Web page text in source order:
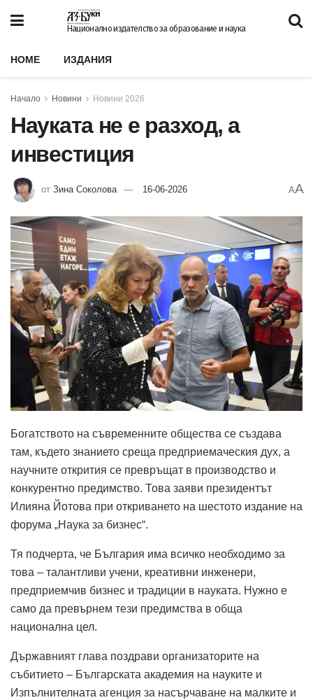
Национално издателство за образование и наука
HOME ИЗДАНИЯ
Начало Новини Новини 2026
Науката не е разход, а
инвестиция
от Зина Соколова 16-06-2026 AA
Богатството на съвременните общества се създава
там, където знанието среща предприемаческия дух, а
научните открития се превръщат в производство и
конкурентно предимство. Това заяви президентът
Илияна Йотова при откриването на шестото издание на
форума „Наука за бизнес“.
Тя подчерта, че България има всичко необходимо за
това – талантливи учени, креативни инженери,
предприемчив бизнес и традиции в науката. Нужно е
само да превърнем тези предимства в обща
национална цел.
Държавният глава поздрави организаторите на
събитието – Българската академия на науките и
Изпълнителната агенция за насърчаване на малките и